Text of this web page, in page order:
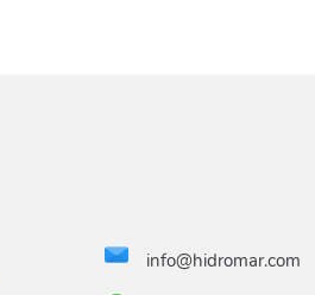
info@hidromar.com